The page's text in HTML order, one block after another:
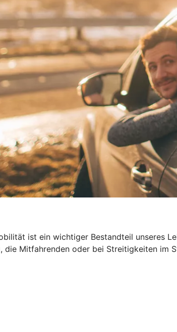
ist ein wichtiger Bestandteil unseres
die Mitfahrenden oder bei Streitigkeiten im